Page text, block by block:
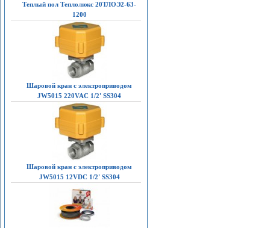
Теплый пол Теплолюкс 20ТЛОЭ2-63-
1200
Шаровой кран с электроприводом
JW5015 220VAC 1/2' SS304
Шаровой кран с электроприводом
JW5015 12VDC 1/2' SS304